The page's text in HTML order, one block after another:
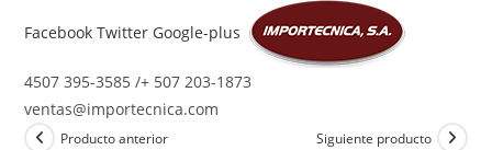
FacebookTwitter Google-plus
4507 395-3585 /+ 507 203-1873
ventas@importecnica.com
Producto anterior Siguiente producto